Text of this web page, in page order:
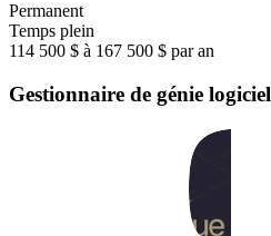
Permanent
Temps plein
114 500 $ à 167 500 $ par an
Gestionnaire de génie logiciel